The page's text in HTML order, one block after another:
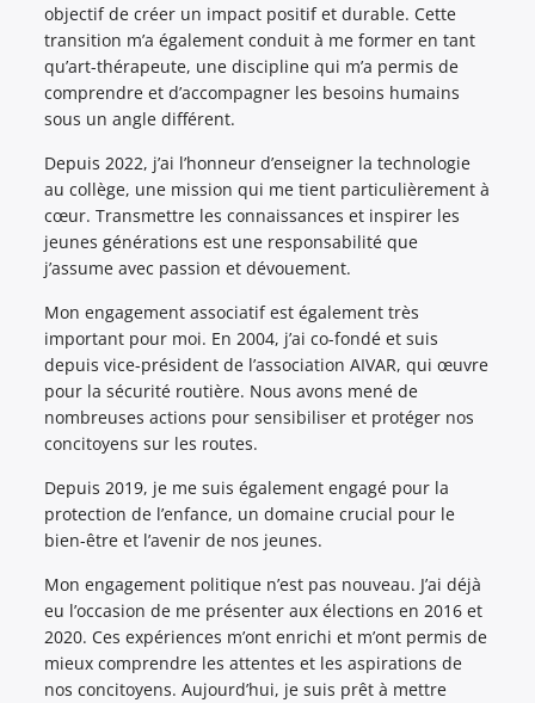
objectif de créer un impact positif et durable. Cette
transition m’a également conduit à me former en tant
qu’art-thérapeute, une discipline qui m’a permis de
comprendre et d’accompagner les besoins humains
sous un angle différent.
Depuis 2022, j’ai l’honneur d’enseigner la technologie
au collège, une mission qui me tient particulièrement à
cœur. Transmettre les connaissances et inspirer les
jeunes générations est une responsabilité que
j’assume avec passion et dévouement.
Mon engagement associatif est également très
important pour moi. En 2004, j’ai co-fondé et suis
depuis vice-président de l’association AIVAR, qui œuvre
pour la sécurité routière. Nous avons mené de
nombreuses actions pour sensibiliser et protéger nos
concitoyens sur les routes.
Depuis 2019, je me suis également engagé pour la
protection de l’enfance, un domaine crucial pour le
bien-être et l’avenir de nos jeunes.
Mon engagement politique n’est pas nouveau. J’ai déjà
eu l’occasion de me présenter aux élections en 2016 et
2020. Ces expériences m’ont enrichi et m’ont permis de
mieux comprendre les attentes et les aspirations de
nos concitoyens. Aujourd’hui, je suis prêt à mettre